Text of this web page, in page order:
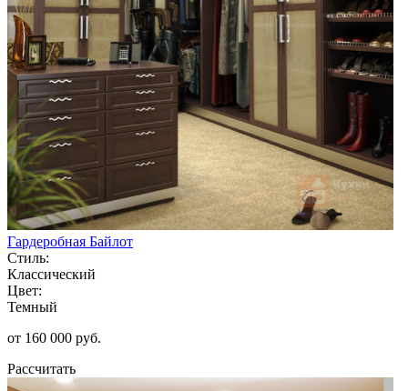
Гардеробная Байлот
Стиль:
Классический
Цвет:
Темный
от 160 000 руб.
Рассчитать